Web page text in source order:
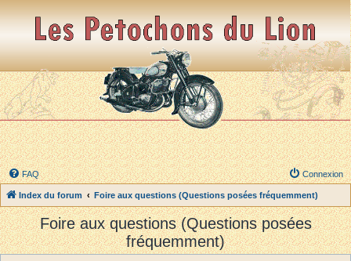
FAQ Connexion
Index du forum Foire aux questions (Questions posées fréquemment)
Foire aux questions (Questions posées
fréquemment)